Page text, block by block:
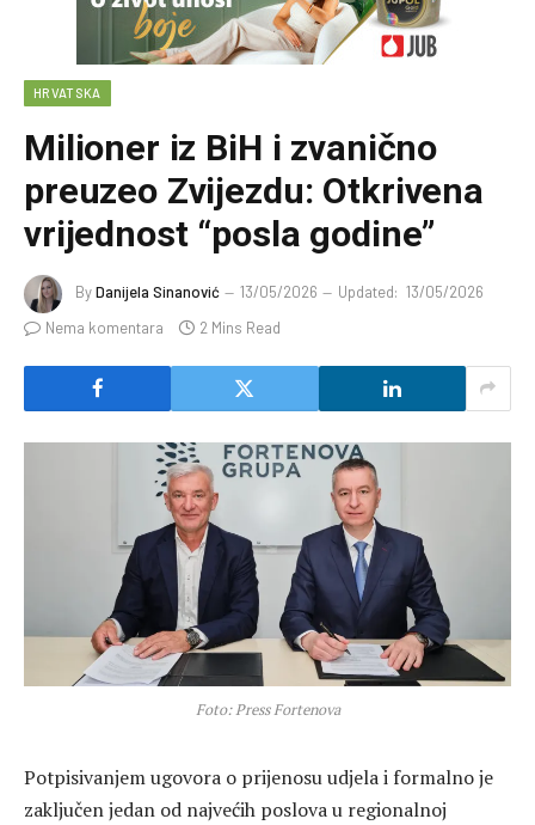
HRVATSKA
Milioner iz BiH i zvanično
preuzeo Zvijezdu: Otkrivena
vrijednost “posla godine”
ByDanijela Sinanović 13/05/2026 Updated: 13/05/2026
Nema komentara
2 Mins Read
Foto: Press Fortenova
Potpisivanjem ugovora o prijenosu udjela i formalno je
zaključen jedan od najvećih poslova u regionalnoj